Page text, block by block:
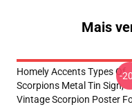
Mais
Homely Accents Types Of
Scorpions Metal Tin Sign,
Vintage Scorpion Poster
-